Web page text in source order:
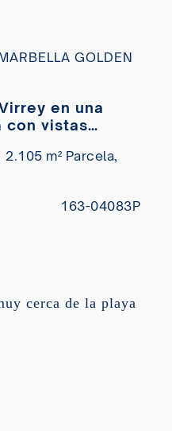
GOLDEN
en una
con vistas
2.105 m² Parcela,
163-04083P